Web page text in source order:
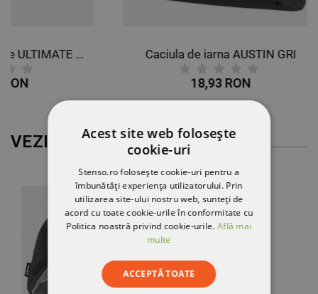
Bocanci de protecție ULTIMATE II ANKLE S3 SRC Caciula de iarna AUSTIN GRI
VEZI MAI MULTAcest site web folosește
cookie-uri
Stenso.ro folosește cookie-uri pentru a
îmbunătăți experiența utilizatorului. Prin
utilizarea site-ului nostru web, sunteți de
acord cu toate cookie-urile în conformitate cu
Politica noastră privind cookie-urile.Află mai
multe
ACCEPTĂ TOATE